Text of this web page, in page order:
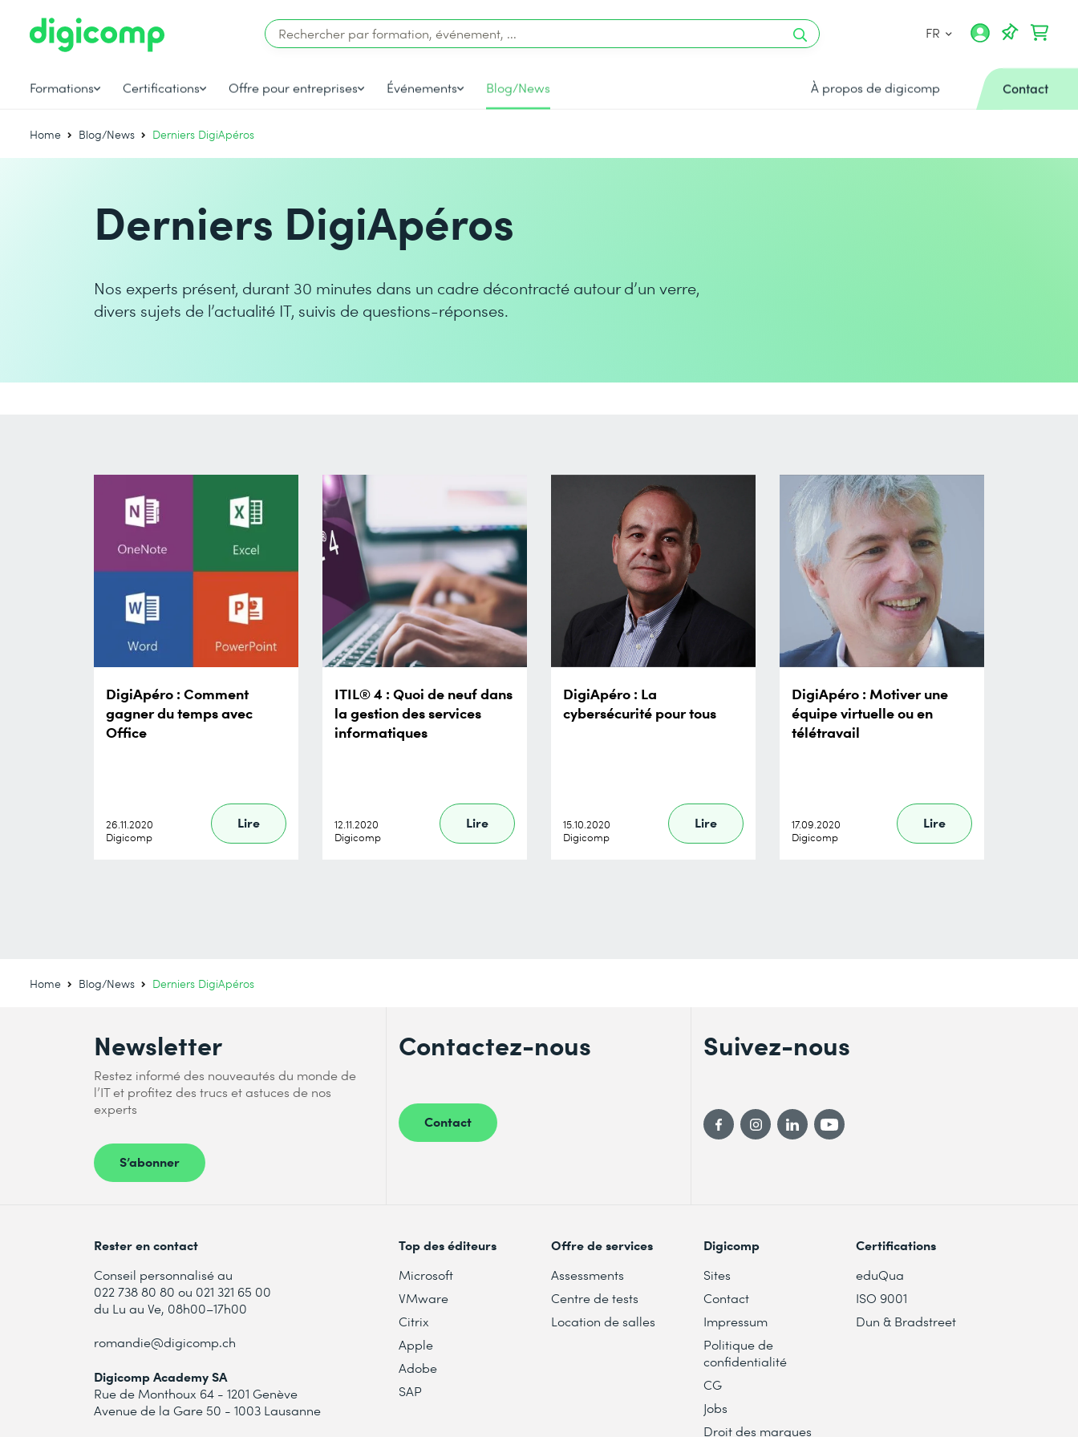
FR
Formations Certifications Offre pour entreprises Événements Blog/News À propos de digicomp Contact
Home Blog/News Derniers DigiApéros
Derniers DigiApéros
Nos experts présent, durant 30 minutes dans un cadre décontracté autour d’un verre,
divers sujets de l’actualité IT, suivis de questions-réponses.
DigiApéro : Comment
gagner du temps avec
Office
26.11.2020
Digicomp
Lire
ITIL® 4 : Quoi de neuf dans
la gestion des services
informatiques
12.11.2020
Digicomp
Lire
DigiApéro : La
cybersécurité pour tous
15.10.2020
Digicomp
Lire
DigiApéro : Motiver une
équipe virtuelle ou en
télétravail
17.09.2020
Digicomp
Lire
Home Blog/News Derniers DigiApéros
Newsletter
Restez informé des nouveautés du monde de
l’IT et profitez des trucs et astuces de nos
experts
S’abonner
Contactez-nous
Contact
Suivez-nous
Rester en contact
Conseil personnalisé au
022 738 80 80 ou 021 321 65 00
du Lu au Ve, 08h00–17h00
romandie@digicomp.ch
Digicomp Academy SA
Rue de Monthoux 64 - 1201 Genève
Avenue de la Gare 50 - 1003 Lausanne
Top des éditeurs
Microsoft
VMware
Citrix
Apple
Adobe
SAP
Offre de services
Assessments
Centre de tests
Location de salles
Digicomp
Sites
Contact
Impressum
Politique de
confidentialité
CG
Jobs
Droit des marques
Certifications
eduQua
ISO 9001
Dun & Bradstreet